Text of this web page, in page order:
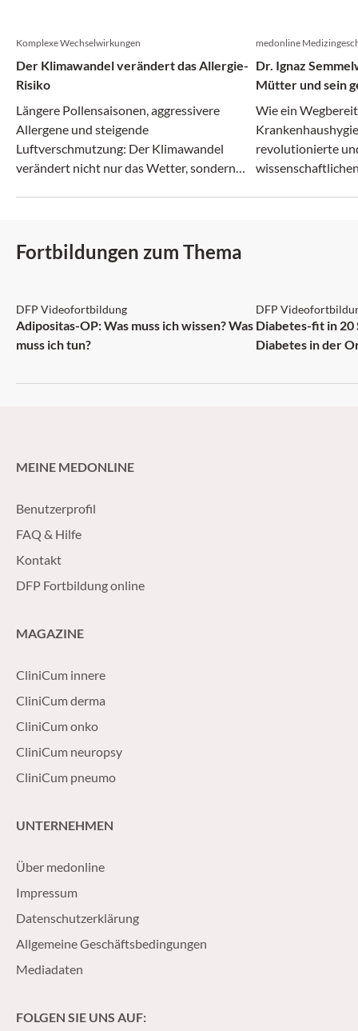
Komplexe Wechselwirkungen
Der Klimawandel verändert das Allergie-
Risiko
Längere Pollensaisonen, aggressivere
Allergene und steigende
Luftverschmutzung: Der Klimawandel
verändert nicht nur das Wetter, sondern
medonline
Dr. Ignaz
Mütter und sein
Irrenanstalt
Wie ein
revolutionierte
Fortbildungen zum Thema
DFP: 2 Punkte
DFP Videofortbildung
Adipositas-OP: Was muss ich wissen? Was
muss ich tun?
DFP
Diabetes-fit in
Diabetes in der
MEINE MEDONLINE
Benutzerprofil
FAQ & Hilfe
Kontakt
DFP Fortbildung online
MAGAZINE
CliniCum innere
CliniCum derma
CliniCum onko
CliniCum neuropsy
CliniCum pneumo
UNTERNEHMEN
Über medonline
Impressum
Datenschutzerklärung
Allgemeine Geschäftsbedingungen
Mediadaten
FOLGEN SIE UNS AUF: